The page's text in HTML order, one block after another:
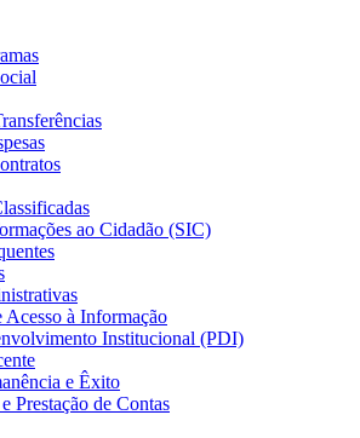
ao Cidadão (SIC)
Acesso à Informação
Institucional (PDI)
e Êxito
Prestação de Contas